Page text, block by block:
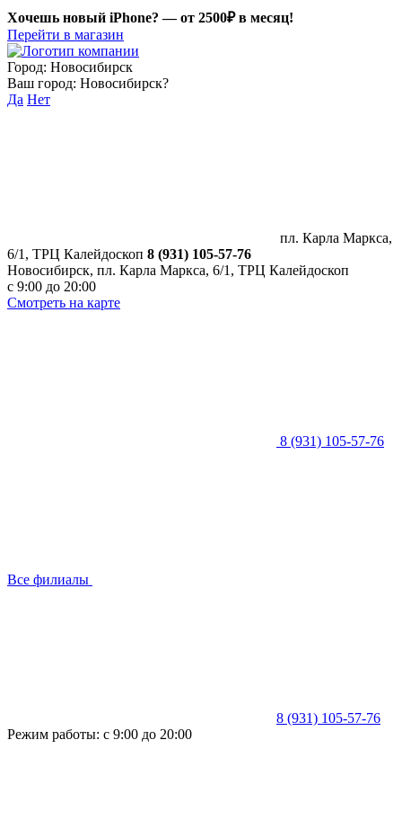
Хочешь новый iPhone? —от 2500₽ в месяц!
Перейти в магазин
Город: Новосибирск
Ваш город: Новосибирск?
Да Нет
пл. Карла Маркса,
6/1, ТРЦ Калейдоскоп 8 (931) 105-57-76
Новосибирск, пл. Карла Маркса, 6/1, ТРЦ Калейдоскоп
с 9:00 до 20:00
Смотреть на карте
8 (931) 105-57-76
Все филиалы
8 (931) 105-57-76
Режим работы: с 9:00 до 20:00